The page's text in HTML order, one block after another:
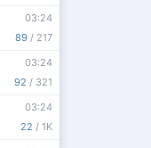
89 / 217
03:24
92 / 321
03:24
22 / 1K
03:24